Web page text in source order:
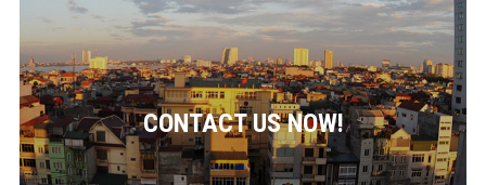
CONTACT US NOW!